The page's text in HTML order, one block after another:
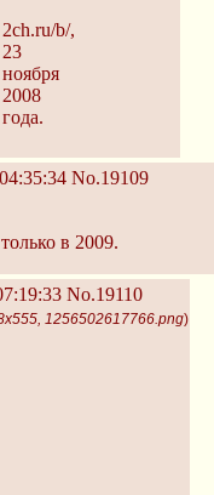
2ch.ru/b/,
23
ноября
2008
года.
No.19109
в 2009.
No.19110
1256502617766.png)